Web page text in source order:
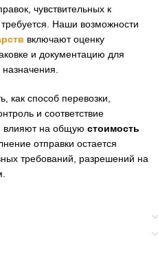
чувствительных к
Наши возможности
включают оценку
и документацию для
как способ перевозки,
и соответствие
влияют на общую стоимость
отправки остается
требований, разрешений на